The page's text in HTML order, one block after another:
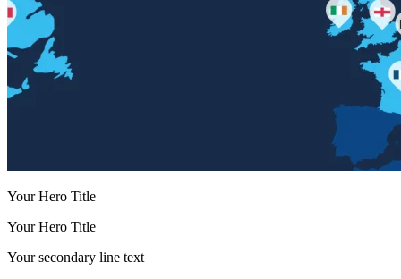
Your Hero Title
Your Hero Title
Your secondary line text